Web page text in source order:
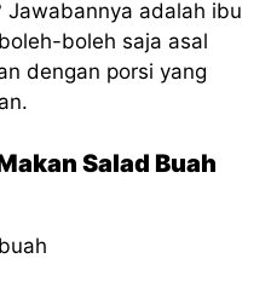
Jawabannya adalah ibu
boleh saja asal
dengan porsi yang
Salad Buah